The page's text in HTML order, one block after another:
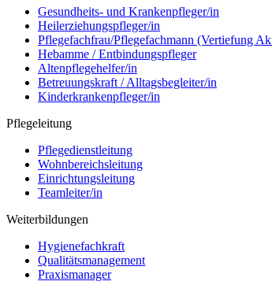
Gesundheits- und Krankenpfleger/in
Heilerziehungspfleger/in
Pflegefachfrau/Pflegefachmann (Vertiefung
Hebamme / Entbindungspfleger
Altenpflegehelfer/in
Betreuungskraft / Alltagsbegleiter/in
Kinderkrankenpfleger/in
Pflegeleitung
Pflegedienstleitung
Wohnbereichsleitung
Einrichtungsleitung
Teamleiter/in
Weiterbildungen
Hygienefachkraft
Qualitätsmanagement
Praxismanager